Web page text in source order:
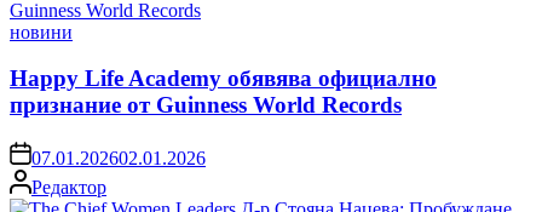
Posted
новини
Happy Life Academy обявява официално
признание от Guinness World Records
on07.01.202602.01.2026
Posted
by
Редактор